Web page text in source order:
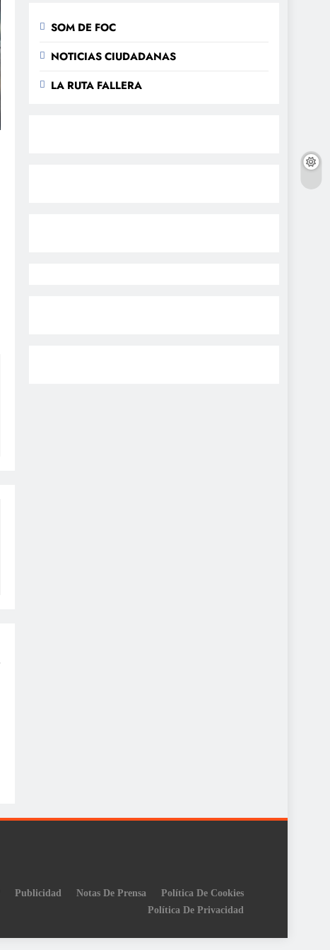
SOM DE FOC
NOTICIAS CIUDADANAS
LA RUTA FALLERA
Publicidad Notas De Prensa
Política De Cookies
Política De Privacidad